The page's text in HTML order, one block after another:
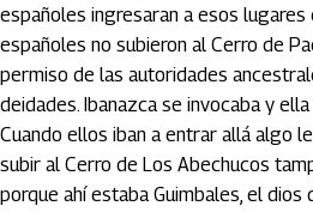
españoles ingresaran a esos lugares
españoles no subieron al Cerro de
permiso de las autoridades
deidades. Ibanazca se invocaba y
Cuando ellos iban a entrar allá algo
subir al Cerro de Los Abechucos
porque ahí estaba Guimbales, el dios